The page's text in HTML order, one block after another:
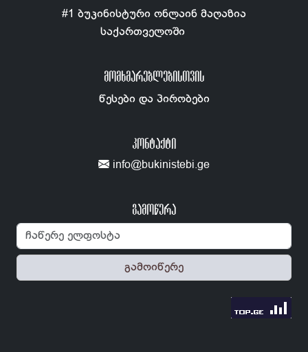
#1 ბუკინისტური ონლაინ მაღაზია
საქართველოში
ᲛᲝᲛᲮᲛᲐᲠᲔᲑᲚᲔᲑᲘᲡᲗᲕᲘᲡ
წესები და პირობები
ᲙᲝᲜᲢᲐᲥᲢᲘ
info@bukinistebi.ge
გამოწერა
გამოიწერე